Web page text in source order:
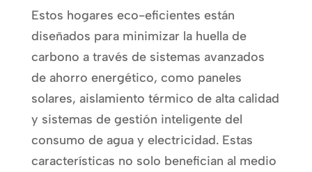
Estos hogares eco-eficientes están
diseñados para minimizar la huella de
carbono a través de sistemas avanzados
de ahorro energético, como paneles
solares, aislamiento térmico de alta calidad
y sistemas de gestión inteligente del
consumo de agua y electricidad. Estas
características no solo benefician al medio